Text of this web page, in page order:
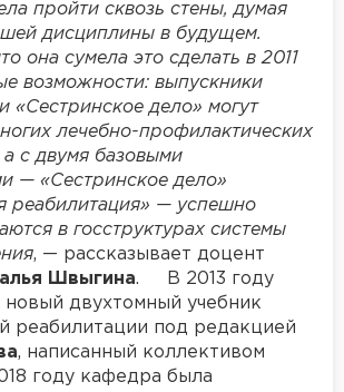
пройти сквозь стены, думая
дисциплины в будущем.
она сумела это сделать в 2011
возможности: выпускники
«Сестринское дело» могут
лечебно-профилактических
с двумя базовыми
— «Сестринское дело»
реабилитация» — успешно
в госструктурах системы
, — рассказывает доцент
Швыгина. В 2013 году
двухтомный учебник
реабилитации под редакцией
, написанный коллективом
году кафедра была